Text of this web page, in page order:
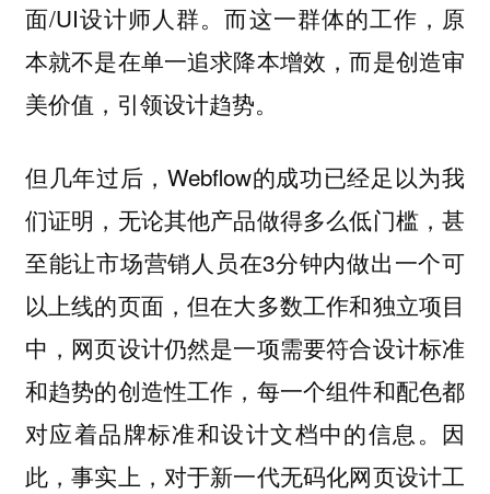
面/UI设计师人群。而这一群体的工作，原
本就不是在单一追求降本增效，而是创造审
美价值，引领设计趋势。
但几年过后，Webflow的成功已经足以为我
们证明，无论其他产品做得多么低门槛，甚
至能让市场营销人员在3分钟内做出一个可
以上线的页面，但在大多数工作和独立项目
中，网页设计仍然是一项需要符合设计标准
和趋势的创造性工作，每一个组件和配色都
对应着品牌标准和设计文档中的信息。因
此，事实上，对于新一代无码化网页设计工